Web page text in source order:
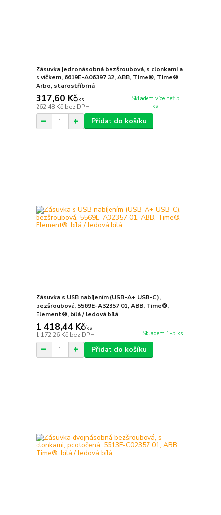
Zásuvka jednonásobná bezšroubová, s clonkami a
s víčkem, 6619E-A06397 32, ABB, Time®, Time®
Arbo, starostříbrná
317,60 Kč/ks
262,48 Kč bez DPH
Skladem více než 5
ks
Přidat do košíku
Zásuvka s USB nabíjením (USB-A+ USB-C),
bezšroubová, 5569E-A32357 01, ABB, Time®,
Element®, bílá / ledová bílá
1 418,44 Kč/ks
1 172,26 Kč bez DPH Skladem 1-5 ks
Přidat do košíku